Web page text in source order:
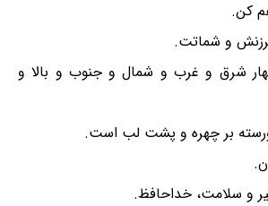
کن.
و شماتت.
شرق و غرب و شمال و جنوب و بالا و
بر چهره و پشت لب است.
و سلامت، خداحافظ.